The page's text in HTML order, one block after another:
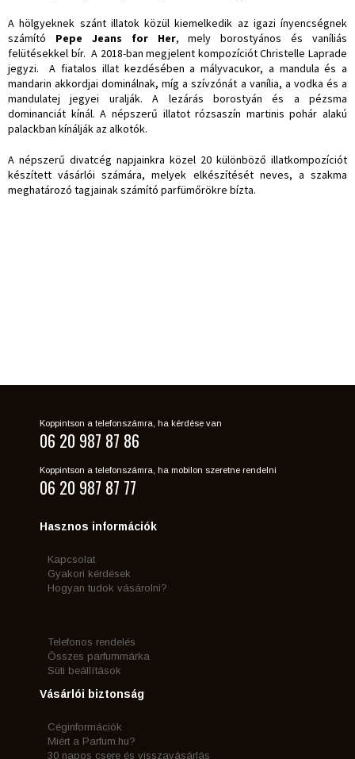
A hölgyeknek szánt illatok közül kiemelkedik az igazi ínyencségnek
számító Pepe Jeans for Her, mely borostyános és vaníliás
felütésekkel bír. A 2018-ban megjelent kompozíciót Christelle Laprade
jegyzi. A fiatalos illat kezdésében a mályvacukor, a mandula és a
mandarin akkordjai dominálnak, míg a szívzónát a vanília, a vodka és a
mandulatej jegyei uralják. A lezárás borostyán és a pézsma
dominanciát kínál. A népszerű illatot rózsaszín martinis pohár alakú
palackban kínálják az alkotók.
A népszerű divatcég napjainkra közel 20 különböző illatkompozíciót
készített vásárlói számára, melyek elkészítését neves, a szakma
meghatározó tagjainak számító parfümőrökre bízta.
Koppintson a telefonszámra, ha kérdése van
06 20 987 87 86
Koppintson a telefonszámra, ha mobilon szeretne rendelni
06 20 987 87 77
Hasznos információk
Kapcsolat
Gyakori kérdések
Hogyan tudok vásárolni?
Telefonos rendelés
Összes parfummárka
Süti beállítások
Vásárlói biztonság
Céginformációk
Miért a Parfum.hu?
30 napos csere és visszavásárlás